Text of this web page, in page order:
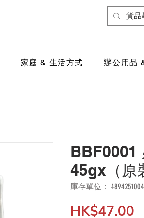
家庭 & 生活方式 辦公用品
BBF0001
45gx（原
庫存單位：
HK$47.00